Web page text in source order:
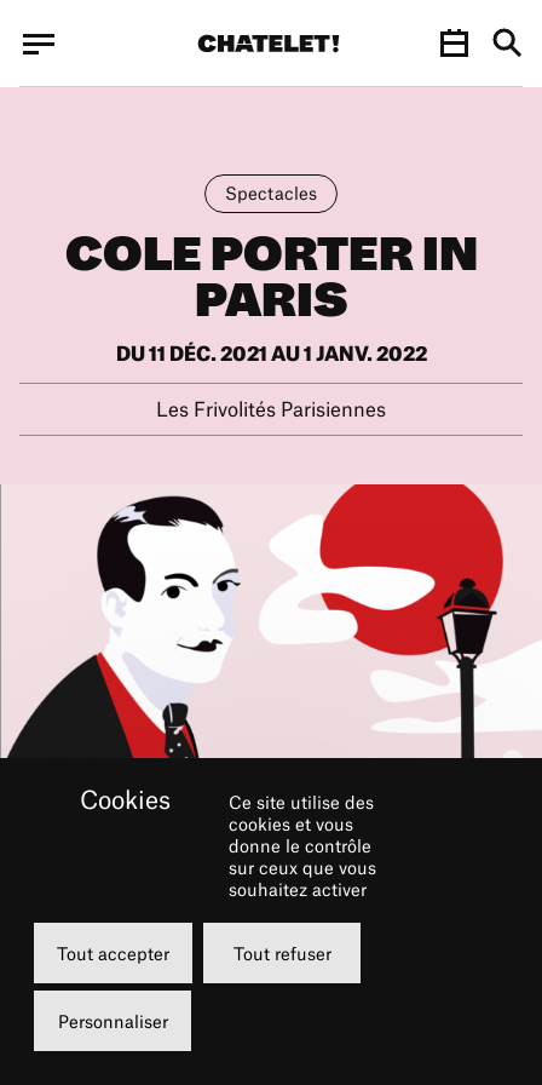
Spectacles
COLE PORTER IN
PARIS
DU 11 DÉC. 2021 AU 1 JANV. 2022
Les Frivolités Parisiennes
Samedi
11 décembre 2021
20h00
12 décembre
Ce site utilise des
cookies et vous
donne le contrôle
sur ceux que vous
souhaitez activer
Tout accepter Tout refuser
Personnaliser